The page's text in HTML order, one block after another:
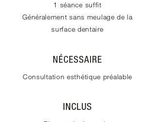
1 séance suffit
Généralement sans meulage de la
surface dentaire
NÉCESSAIRE
Consultation esthétique préalable
INCLUS